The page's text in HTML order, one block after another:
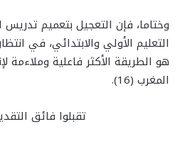
وختاما، فإن التعجيل بتعميم تدريس
التعليم الأولي والابتدائي، في
هو الطريقة الأكثر فاعلية وملاءمة
المغرب (16).
تقبلوا فائق